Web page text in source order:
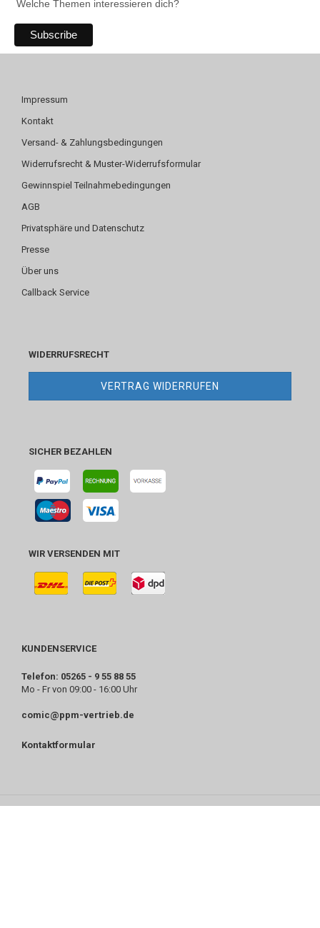
Welche Themen interessieren dich?
Impressum
Kontakt
Versand- & Zahlungsbedingungen
Widerrufsrecht & Muster-Widerrufsformular
Gewinnspiel Teilnahmebedingungen
AGB
Privatsphäre und Datenschutz
Presse
Über uns
Callback Service
WIDERRUFSRECHT
VERTRAG WIDERRUFEN
SICHER BEZAHLEN
WIR VERSENDEN MIT
KUNDENSERVICE
Telefon: 05265 - 9 55 88 55
Mo - Fr von 09:00 - 16:00 Uhr
comic@ppm-vertrieb.de
Kontaktformular